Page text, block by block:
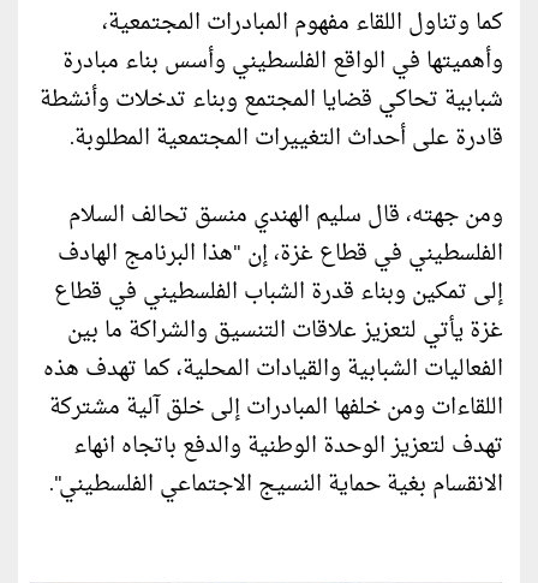
كما وتناول اللقاء مفهوم المبادرات المجتمعية،
وأهميتها في الواقع الفلسطيني وأسس بناء مبادرة
شبابية تحاكي قضايا المجتمع وبناء تدخلات وأنشطة
قادرة على أحداث التغييرات المجتمعية المطلوبة.
ومن جهته، قال سليم الهندي منسق تحالف السلام
الفلسطيني في قطاع غزة، إن "هذا البرنامج الهادف
إلى تمكين وبناء قدرة الشباب الفلسطيني في قطاع
غزة يأتي لتعزيز علاقات التنسيق والشراكة ما بين
الفعاليات الشبابية والقيادات المحلية، كما تهدف هذه
اللقاءات ومن خلفها المبادرات إلى خلق آلية مشتركة
تهدف لتعزيز الوحدة الوطنية والدفع باتجاه انهاء
الانقسام بغية حماية النسيج الاجتماعي الفلسطيني".